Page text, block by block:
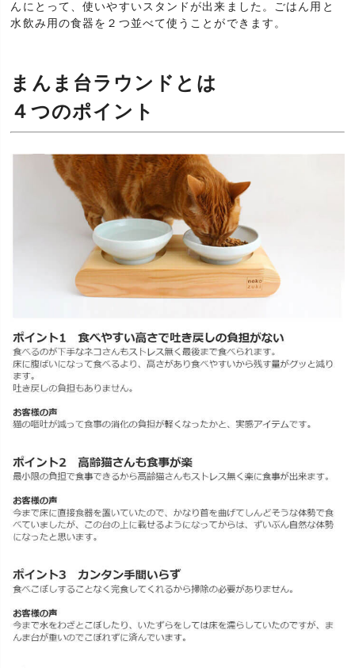
んにとって、使いやすいスタンドが出来ました。ごはん用と
水飲み用の食器を２つ並べて使うことができます。
まんま台ラウンドとは
４つのポイント